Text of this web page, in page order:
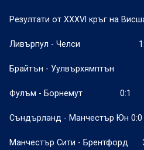
Резултати отXXXVI кръг на
Ливърпул - Челси
Брайтън - Уулвърхямптън
Фулъм - Борнемут 0:1
Съндърланд - Манчестър Юн 0:0
Манчестър Сити - Брентфорд